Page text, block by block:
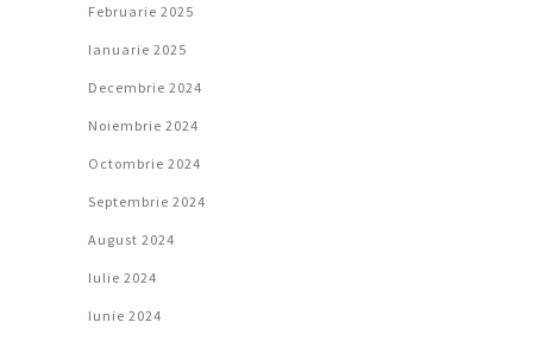
Februarie 2025
Ianuarie 2025
Decembrie 2024
Noiembrie 2024
Octombrie 2024
Septembrie 2024
August 2024
Iulie 2024
Iunie 2024